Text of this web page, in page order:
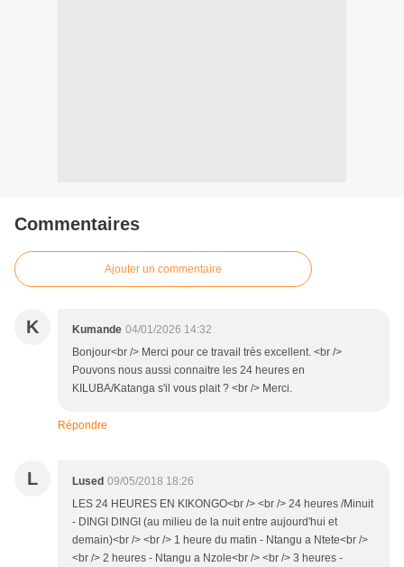
Commentaires
Ajouter un commentaire
K Kumande 04/01/2026 14:32
Bonjour<br /> Merci pour ce travail très excellent. <br />
Pouvons nous aussi connaitre les 24 heures en
KILUBA/Katanga s'il vous plait ? <br /> Merci.
Répondre
L Lused 09/05/2018 18:26
LES 24 HEURES EN KIKONGO<br /> <br /> 24 heures /Minuit
- DINGI DINGI (au milieu de la nuit entre aujourd'hui et
demain)<br /> <br /> 1 heure du matin - Ntangu a Ntete<br />
<br /> 2 heures - Ntangu a Nzole<br /> <br /> 3 heures -